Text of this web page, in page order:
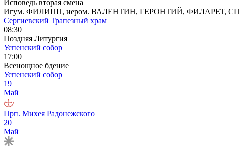
Исповедь вторая смена
Игум. ФИЛИПП, иером. ВАЛЕНТИН, ГЕРОНТИЙ, ФИЛАРЕТ,
Сергиевский Трапезный храм
08:30
Поздняя Литургия
Успенский собор
17:00
Всенощное бдение
Успенский собор
19
Май
Прп. Михея Радонежского
20
Май